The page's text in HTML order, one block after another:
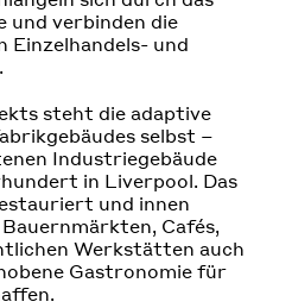
und verbinden die
Einzelhandels- und
steht die adaptive
selbst –
Industriegebäude
in Liverpool. Das
und innen
Cafés,
Werkstätten auch
Gastronomie für